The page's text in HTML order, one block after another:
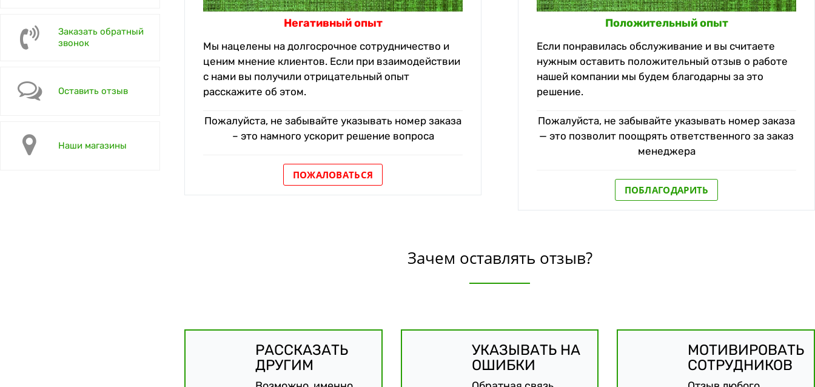
Негативный опыт
Мы нацелены на долгосрочное сотрудничество и
ценим мнение клиентов. Если при взаимодействии
с нами вы получили отрицательный опыт
расскажите об этом.
Пожалуйста, не забывайте указывать номер заказа
– это намного ускорит решение вопроса
ПОЖАЛОВАТЬСЯ
Положительный опыт
Если понравилась обслуживание и вы считаете
нужным оставить положительный отзыв о работе
нашей компании мы будем благодарны за это
решение.
Пожалуйста, не забывайте указывать номер заказа
— это позволит поощрять ответственного за заказ
менеджера
ПОБЛАГОДАРИТЬ
Зачем оставлять отзыв?
РАССКАЗАТЬ
ДРУГИМ
УКАЗЫВАТЬ НА
ОШИБКИ
МОТИВИРОВАТЬ
СОТРУДНИКОВ
Заказать обратный
звонок
Оставить отзыв
Наши магазины